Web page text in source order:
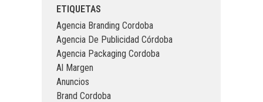
ETIQUETAS
Agencia Branding Cordoba
Agencia De Publicidad Córdoba
Agencia Packaging Cordoba
Al Margen
Anuncios
Brand Cordoba